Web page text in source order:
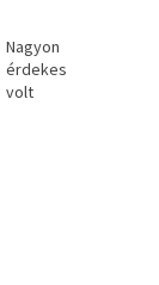
Nagyon
érdekes
volt